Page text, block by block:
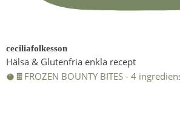
ceciliafolkesson
Hälsa & Glutenfria enkla recept
🥥🍫FROZEN BOUNTY BITES - 4